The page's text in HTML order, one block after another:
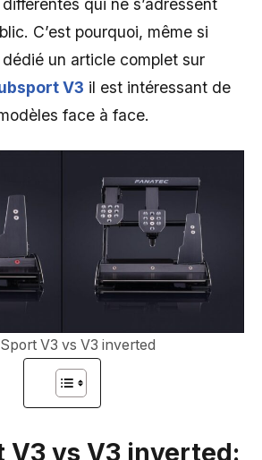
qui ne s’adressent
C’est pourquoi, même si
un article complet sur
V3 il est intéressant de
face à face.
V3 vs V3 inverted
V3 vs V3 inverted: